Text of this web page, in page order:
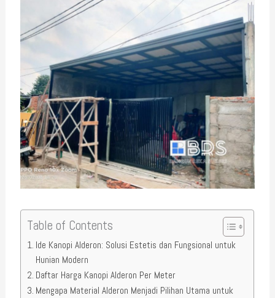
Table of Contents
Ide Kanopi Alderon: Solusi Estetis dan Fungsional untuk
Hunian Modern
Daftar Harga Kanopi Alderon Per Meter
Mengapa Material Alderon Menjadi Pilihan Utama untuk